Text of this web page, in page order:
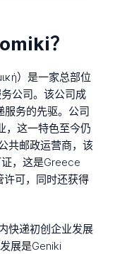
？
）是一家总部位
公司。该公司成
服务的先驱。公司
，这一特色至今仍
共邮政运营商，该
，这是Greece
可，同时还获得
快递初创企业发展
展是Geniki